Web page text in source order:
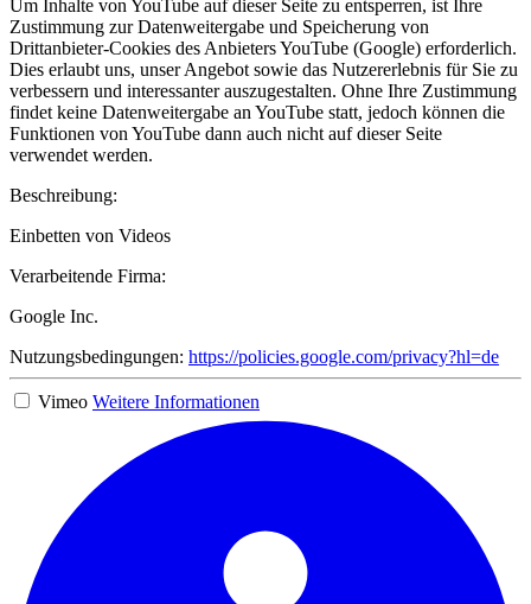
Um Inhalte von YouTube auf dieser Seite zu entsperren, ist Ihre
Zustimmung zur Datenweitergabe und Speicherung von
Drittanbieter-Cookies des Anbieters YouTube (Google) erforderlich.
Dies erlaubt uns, unser Angebot sowie das Nutzererlebnis für Sie zu
verbessern und interessanter auszugestalten. Ohne Ihre Zustimmung
findet keine Datenweitergabe an YouTube statt, jedoch können die
Funktionen von YouTube dann auch nicht auf dieser Seite
verwendet werden.
Beschreibung:
Einbetten von Videos
Verarbeitende Firma:
Google Inc.
Nutzungsbedingungen: https://policies.google.com/privacy?hl=de
Vimeo Weitere Informationen